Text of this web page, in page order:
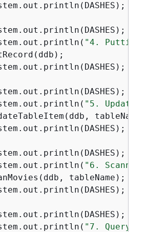
"4. Putting
"5.
"6. Scanning
tableName);
"7.